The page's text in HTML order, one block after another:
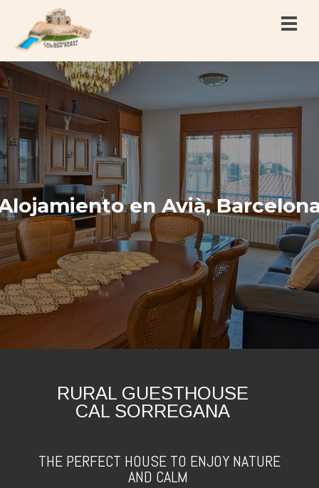
en Avià,
RURAL GUESTHOUSE
CAL SORREGANA
THE PERFECT HOUSE TO ENJOY NATURE
AND CALM